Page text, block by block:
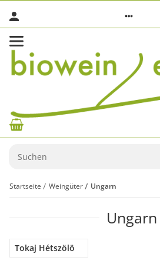
Startseite Weingüter Ungarn
Ungarn
Tokaj Hétszölö